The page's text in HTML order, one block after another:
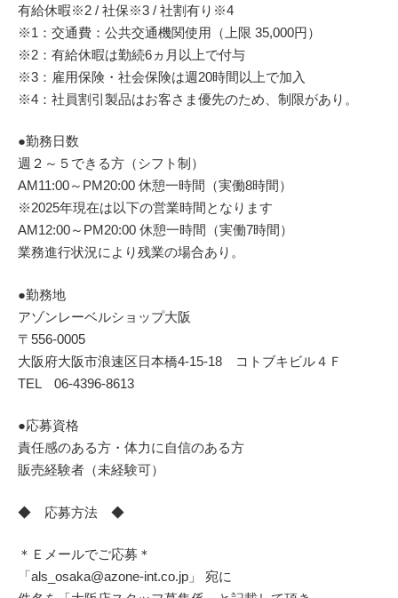
有給休暇※2 / 社保※3 / 社割有り※4
※1：交通費：公共交通機関使用（上限 35,000円）
※2：有給休暇は勤続6ヵ月以上で付与
※3：雇用保険・社会保険は週20時間以上で加入
※4：社員割引製品はお客さま優先のため、制限があり。
●勤務日数
週２～５できる方（シフト制）
AM11:00～PM20:00 休憩一時間（実働8時間）
※2025年現在は以下の営業時間となります
AM12:00～PM20:00 休憩一時間（実働7時間）
業務進行状況により残業の場合あり。
●勤務地
アゾンレーベルショップ大阪
〒556-0005
大阪府大阪市浪速区日本橋4-15-18 コトブキビル４Ｆ
TEL 06-4396-8613
●応募資格
責任感のある方・体力に自信のある方
販売経験者（未経験可）
◆ 応募方法 ◆
＊Ｅメールでご応募＊
「als_osaka@azone-int.co.jp」 宛に